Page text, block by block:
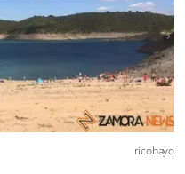
ricobayo